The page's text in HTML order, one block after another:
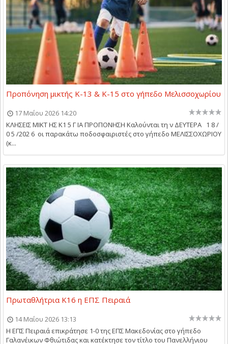
Προπόνηση μικτής Κ-13 & Κ-15 στο γήπεδο Μελισσοχωρίου
17 Μαΐου 2026 14:20
ΚΛΗΣΕΙΣ ΜΙΚΤ ΗΣ Κ1 5 Γ ΙΑ ΠΡΟΠΟΝΗΣΗ Καλούνται τη ν ΔΕΥΤΕΡΑ 1 8 /
0 5 /202 6 οι παρακάτω ποδοσφαιριστές στο γήπεδο ΜΕΛΙΣΣΟΧΩΡΙΟΥ
(κ...
Πρωταθλήτρια Κ16 η ΕΠΣ Πειραιά
14 Μαΐου 2026 13:13
Η ΕΠΣ Πειραιά επικράτησε 1-0 της ΕΠΣ Μακεδονίας στο γήπεδο
Γαλανέικων Φθιώτιδας και κατέκτησε τον τίτλο του Πανελλήνιου